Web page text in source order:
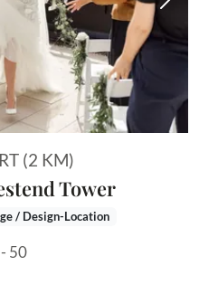
(2 KM)
Tower
/ Design-Location
50